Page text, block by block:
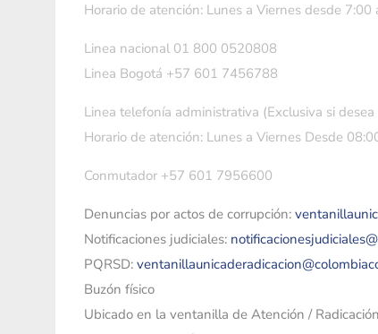
Horario de atención: Lunes a Viernes desde
Linea nacional 01 800 0520808
Linea Bogotá +57 601 7456788
Linea telefonía administrativa (Exclusiva si
Horario de atención: Lunes a Viernes Desde
Conmutador +57 601 7956600
Denuncias por actos de corrupción:
Notificaciones judiciales:
PQRSD:
Buzón físico
Ubicado en la ventanilla de Atención /